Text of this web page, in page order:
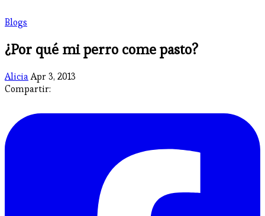
Blogs
¿Por qué mi perro come pasto?
AliciaApr 3, 2013
Compartir: